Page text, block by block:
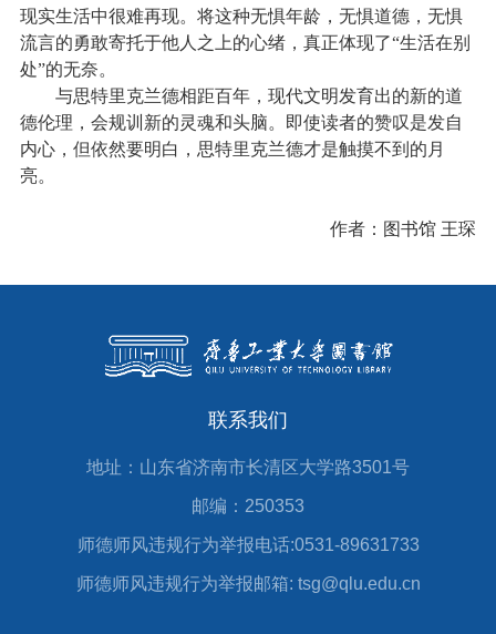
现实生活中很难再现。将这种无惧年龄，无惧道德，无惧
流言的勇敢寄托于他人之上的心绪，真正体现了“生活在别
处”的无奈。
与思特里克兰德相距百年，现代文明发育出的新的道
德伦理，会规训新的灵魂和头脑。即使读者的赞叹是发自
内心，但依然要明白，思特里克兰德才是触摸不到的月
亮。
作者：图书馆 王琛
联系我们
地址：山东省济南市长清区大学路3501号
邮编：250353
师德师风违规行为举报电话:0531-89631733
师德师风违规行为举报邮箱: tsg@qlu.edu.cn